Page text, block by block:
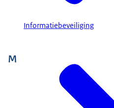
Informatiebeveiliging
M